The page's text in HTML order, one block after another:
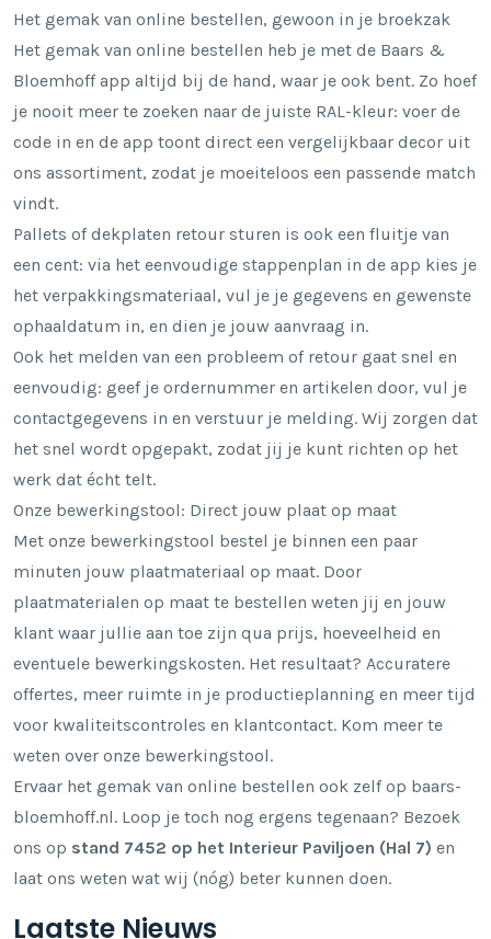
Het gemak van online bestellen, gewoon in je broekzak
Het gemak van online bestellen heb je met de Baars &
Bloemhoff app altijd bij de hand, waar je ook bent. Zo hoef
je nooit meer te zoeken naar de juiste RAL-kleur: voer de
code in en de app toont direct een vergelijkbaar decor uit
ons assortiment, zodat je moeiteloos een passende match
vindt.
Pallets of dekplaten retour sturen is ook een fluitje van
een cent: via het eenvoudige stappenplan in de app kies je
het verpakkingsmateriaal, vul je je gegevens en gewenste
ophaaldatum in, en dien je jouw aanvraag in.
Ook het melden van een probleem of retour gaat snel en
eenvoudig: geef je ordernummer en artikelen door, vul je
contactgegevens in en verstuur je melding. Wij zorgen dat
het snel wordt opgepakt, zodat jij je kunt richten op het
werk dat écht telt.
Onze bewerkingstool: Direct jouw plaat op maat
Met onze bewerkingstool bestel je binnen een paar
minuten jouw plaatmateriaal op maat. Door
plaatmaterialen op maat te bestellen weten jij en jouw
klant waar jullie aan toe zijn qua prijs, hoeveelheid en
eventuele bewerkingskosten. Het resultaat? Accuratere
offertes, meer ruimte in je productieplanning en meer tijd
voor kwaliteitscontroles en klantcontact. Kom meer te
weten over onze bewerkingstool.
Ervaar het gemak van online bestellen ook zelf op baars-
bloemhoff.nl. Loop je toch nog ergens tegenaan? Bezoek
ons op stand 7452 op het Interieur Paviljoen (Hal 7) en
laat ons weten wat wij (nóg) beter kunnen doen.
Laatste Nieuws